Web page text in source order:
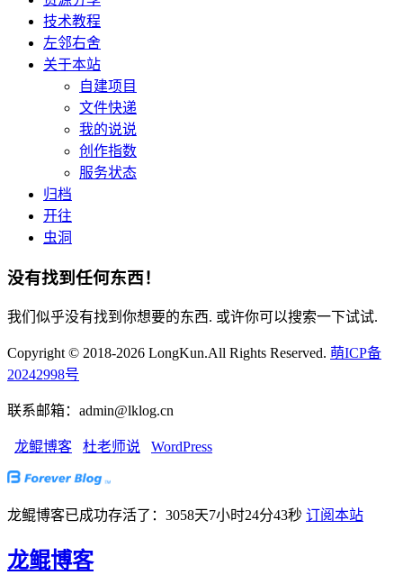
技术教程
左邻右舍
关于本站
自建项目
文件快递
我的说说
创作指数
服务状态
归档
开往
虫洞
没有找到任何东西！
我们似乎没有找到你想要的东西. 或许你可以搜索一下试试.
Copyright © 2018-2026 LongKun.All Rights Reserved. 萌ICP备
20242998号
联系邮箱：admin@lklog.cn
龙鲲博客 杜老师说 WordPress
龙鲲博客已成功存活了：3058天7小时24分44秒 订阅本站
龙鲲博客